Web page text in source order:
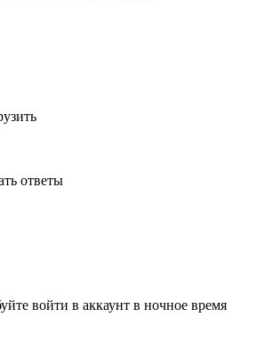
ответы
войти в аккаунт в ночное время